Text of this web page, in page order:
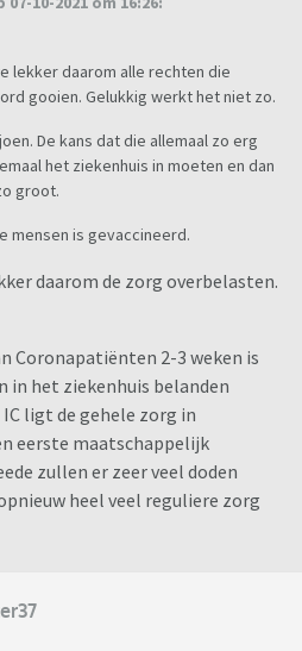
lekker daarom alle rechten die
gooien. Gelukkig werkt het niet zo.
De kans dat die allemaal zo erg
het ziekenhuis in moeten en dan
groot.
mensen is gevaccineerd.
daarom de zorg overbelasten.
Coronapatiënten 2-3 weken is
in het ziekenhuis belanden
IC ligt de gehele zorg in
eerste maatschappelijk
zullen er zeer veel doden
heel veel reguliere zorg